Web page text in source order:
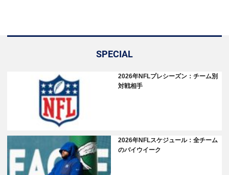
SPECIAL
2026年NFLプレシーズン：チーム別
対戦相手
2026年NFLスケジュール：全チーム
のバイウイーク